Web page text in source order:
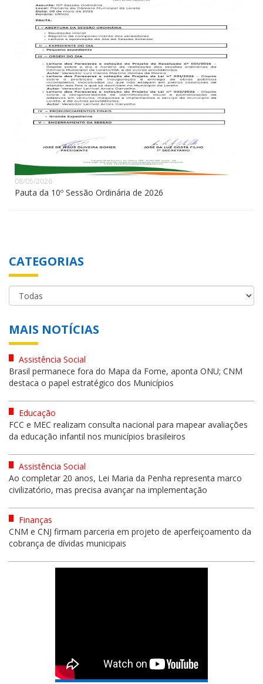
08/05/2026
Pauta da 10º Sessão Ordinária de 2026
CATEGORIAS
MAIS NOTÍCIAS
Assistência Social
Brasil permanece fora do Mapa da Fome, aponta ONU; CNM
destaca o papel estratégico dos Municípios
Educação
FCC e MEC realizam consulta nacional para mapear avaliações
da educação infantil nos municípios brasileiros
Assistência Social
Ao completar 20 anos, Lei Maria da Penha representa marco
civilizatório, mas precisa avançar na implementação
Finanças
CNM e CNJ firmam parceria em projeto de aperfeiçoamento da
cobrança de dívidas municipais